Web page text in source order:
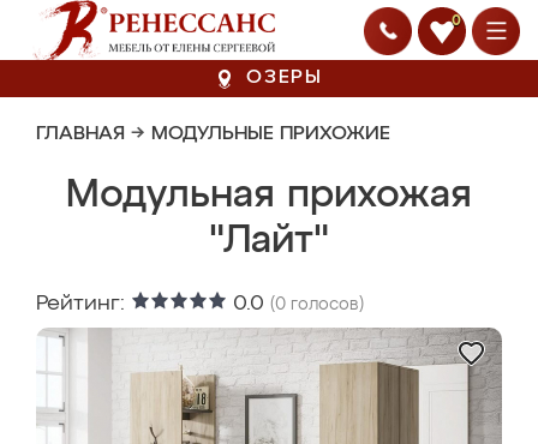
0
ОЗЕРЫ
ГЛАВНАЯ → МОДУЛЬНЫЕ ПРИХОЖИЕ
Модульная прихожая
"Лайт"
Рейтинг: 0.0 (0 голосов)